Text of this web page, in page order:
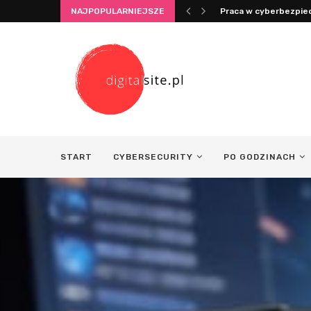
NAJPOPULARNIEJSZE Integracja życia i
START CYBERSECURITY PO GODZINACH